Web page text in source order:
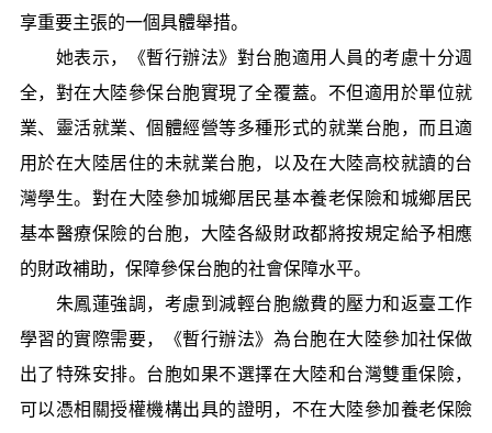
享重要主張的一個具體舉措。
她表示，《暫行辦法》對台胞適用人員的考慮十分週
全，對在大陸參保台胞實現了全覆蓋。不但適用於單位就
業、靈活就業、個體經營等多種形式的就業台胞，而且適
用於在大陸居住的未就業台胞，以及在大陸高校就讀的台
灣學生。對在大陸參加城鄉居民基本養老保險和城鄉居民
基本醫療保險的台胞，大陸各級財政都將按規定給予相應
的財政補助，保障參保台胞的社會保障水平。
朱鳳蓮強調，考慮到減輕台胞繳費的壓力和返臺工作
學習的實際需要，《暫行辦法》為台胞在大陸參加社保做
出了特殊安排。台胞如果不選擇在大陸和台灣雙重保險，
可以憑相關授權機構出具的證明，不在大陸參加養老保險